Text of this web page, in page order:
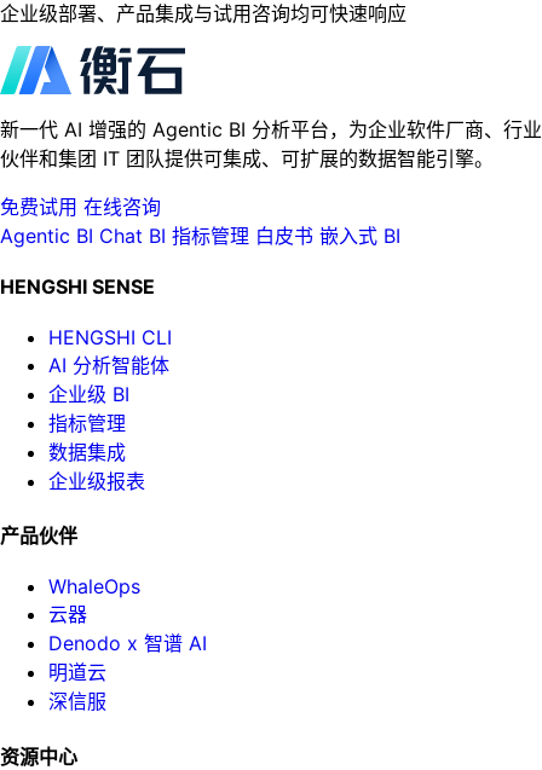
企业级部署、产品集成与试用咨询均可快速响应
新一代 AI 增强的 Agentic BI 分析平台，为企业软件厂商、行业
伙伴和集团 IT 团队提供可集成、可扩展的数据智能引擎。
免费试用 在线咨询
Agentic BI Chat BI 指标管理 白皮书 嵌入式 BI
HENGSHI SENSE
HENGSHI CLI
AI 分析智能体
企业级 BI
指标管理
数据集成
企业级报表
产品伙伴
WhaleOps
云器
Denodo x 智谱 AI
明道云
深信服
资源中心